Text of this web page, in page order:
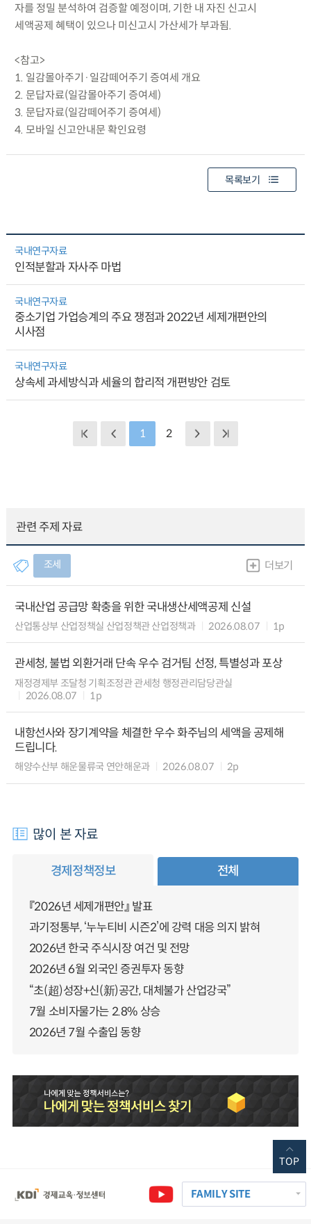
자를 정밀 분석하여 검증할 예정이며, 기한 내 자진 신고시
세액공제 혜택이 있으나 미신고시 가산세가 부과됨.
<참고>
1. 일감몰아주기·일감떼어주기 증여세 개요
2. 문답자료(일감몰아주기 증여세)
3. 문답자료(일감떼어주기 증여세)
4. 모바일 신고안내문 확인요령
목록보기
국내연구자료
인적분할과 자사주 마법
국내연구자료
중소기업 가업승계의 주요 쟁점과 2022년 세제개편안의
시사점
국내연구자료
상속세 과세방식과 세율의 합리적 개편방안 검토
1 2
관련 주제 자료
조세 더보기
국내산업 공급망 확충을 위한 국내생산세액공제 신설
산업통상부 산업정책실 산업정책관 산업정책과 2026.08.07 1p
관세청, 불법 외환거래 단속 우수 검거팀 선정, 특별성과 포상
재정경제부 조달청 기획조정관 관세청 행정관리담당관실
2026.08.07
1p
내항선사와 장기계약을 체결한 우수 화주님의 세액을 공제해
드립니다.
해양수산부 해운물류국 연안해운과 2026.08.07 2p
많이 본 자료
경제정책정보 전체
『2026년 세제개편안』 발표
과기정통부, ‘누누티비 시즌2’에 강력 대응 의지 밝혀
2026년 한국 주식시장 여건 및 전망
2026년 6월 외국인 증권투자 동향
“초(超)성장+신(新)공간, 대체불가 산업강국”
7월 소비자물가는 2.8% 상승
2026년 7월 수출입 동향
FAMILY SITE
TOP